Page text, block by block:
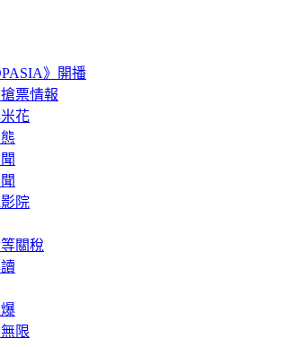
》開播
票情報
花
院
關稅
限